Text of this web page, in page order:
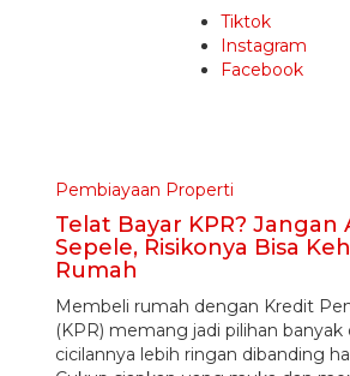
Tiktok
Instagram
Facebook
Pembiayaan Properti
Telat Bayar KPR? Jangan
Sepele, Risikonya Bisa
Rumah
Membeli rumah dengan Kredit
(KPR) memang jadi pilihan banyak
cicilannya lebih ringan dibanding